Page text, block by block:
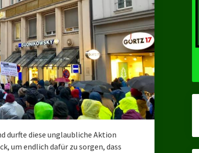
durfte diese unglaubliche Aktion
um endlich dafür zu sorgen, dass